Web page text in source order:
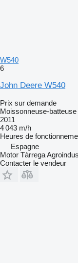
W540
6
John Deere W540
Prix sur demande
Moissonneuse-batteuse
2011
4 043 m/h
Heures de
Espagne
Motor Tàrrega
Contacter le vendeur